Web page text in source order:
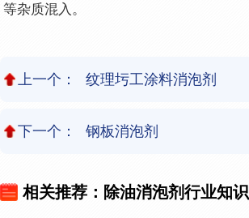
等杂质混入。
上一个： 纹理圬工涂料消泡剂
下一个： 钢板消泡剂
相关推荐：除油消泡剂行业知识